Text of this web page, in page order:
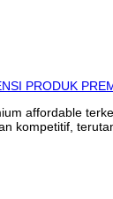
affordable
kompetitif,